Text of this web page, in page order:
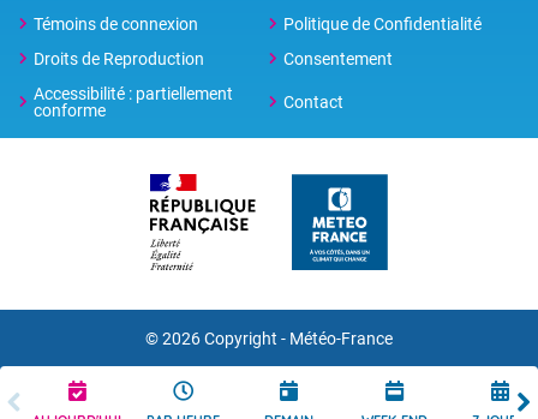
Témoins de connexion
Politique de Confidentialité
Droits de Reproduction
Consentement
Accessibilité : partiellement
conforme
Contact
© 2026 Copyright - Météo-France